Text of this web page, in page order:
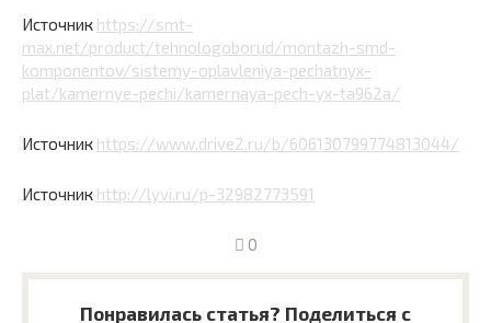
Источник https://smt-
max.net/product/tehnologoborud/montazh-smd-
komponentov/sistemy-oplavleniya-pechatnyx-
plat/kamernye-pechi/kamernaya-pech-yx-ta962a/
Источник https://www.drive2.ru/b/606130799774813044/
Источник http://lyvi.ru/p-32982773591
0
Понравилась статья? Поделиться с